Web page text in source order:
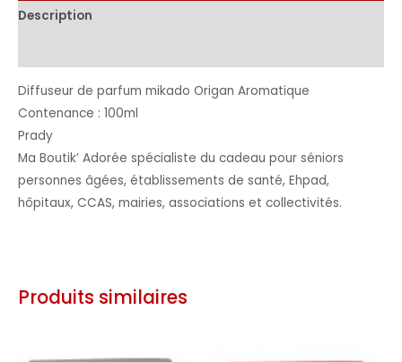
Description
Diffuseur de parfum mikado Origan Aromatique
Contenance : 100ml
Prady
Ma Boutik’ Adorée spécialiste du cadeau pour séniors
personnes âgées, établissements de santé, Ehpad,
hôpitaux, CCAS, mairies, associations et collectivités.
Produits similaires